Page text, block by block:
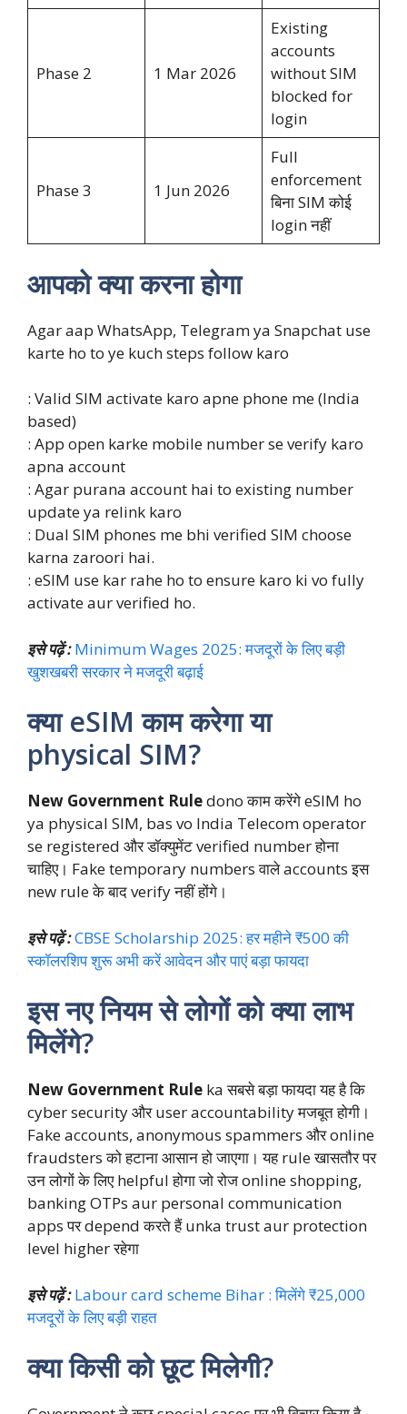
Phase 2 1 Mar 2026
Existing
accounts
without SIM
blocked for
login
Phase 3 1 Jun 2026
Full
enforcement
बिना SIM कोई
login नहीं
आपको क्या करना होगा
Agar aap WhatsApp, Telegram ya Snapchat use
karte ho to ye kuch steps follow karo
: Valid SIM activate karo apne phone me (India
based)
: App open karke mobile number se verify karo
apna account
: Agar purana account hai to existing number
update ya relink karo
: Dual SIM phones me bhi verified SIM choose
karna zaroori hai.
: eSIM use kar rahe ho to ensure karo ki vo fully
activate aur verified ho.
इसे पढ़ें : Minimum Wages 2025: मजदूरों के लिए बड़ी
खुशखबरी सरकार ने मजदूरी बढ़ाई
क्या eSIM काम करेगा या
physical SIM?
New Government Ruledono काम करेंगे eSIM ho
ya physical SIM, bas vo India Telecom operator
se registered और डॉक्युमेंट verified number होना
चाहिए। Fake temporary numbers वाले accounts इस
new rule के बाद verify नहीं होंगे।
इसे पढ़ें :CBSE Scholarship 2025: हर महीने ₹500 की
स्कॉलरशिप शुरू अभी करें आवेदन और पाएं बड़ा फायदा
इस नए नियम से लोगों को क्या लाभ
मिलेंगे?
New Government Rule ka सबसे बड़ा फायदा यह है कि
cyber security और user accountability मजबूत होगी।
Fake accounts, anonymous spammers और online
fraudsters को हटाना आसान हो जाएगा। यह rule खासतौर पर
उन लोगों के लिए helpful होगा जो रोज online shopping,
banking OTPs aur personal communication
apps पर depend करते हैं unka trust aur protection
level higher रहेगा
इसे पढ़ें : Labour card scheme Bihar : मिलेंगे ₹25,000
मजदूरों के लिए बड़ी राहत
क्या किसी को छूट मिलेगी?